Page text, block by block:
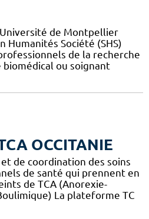
de Montpellier
Humanités Société (SHS)
de la recherche
ou soignant
OCCITANIE
de coordination des soins
de santé qui prennent en
de TCA (Anorexie-
La plateforme TC